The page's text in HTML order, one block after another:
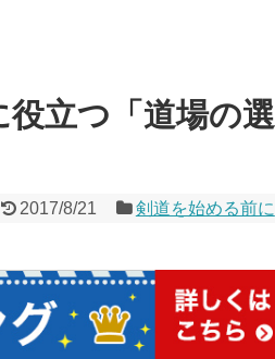
役立つ「道場の選
2017/8/21 剣道を始める前に